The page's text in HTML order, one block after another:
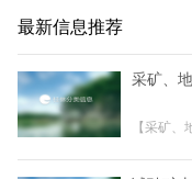
最新信息推荐
采矿、
【采矿